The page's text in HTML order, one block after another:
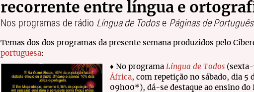
recorrente entre língua e
Nos programas de rádio Língua de Todose Páginas de Português
Temas dos dos programas da presente semana produzidos pelo
portuguesa:
♦ No programa Língua de Todos (sexta-
África, com repetição no sábado, dia 5
09h00*), dá-se destaque ao ensino